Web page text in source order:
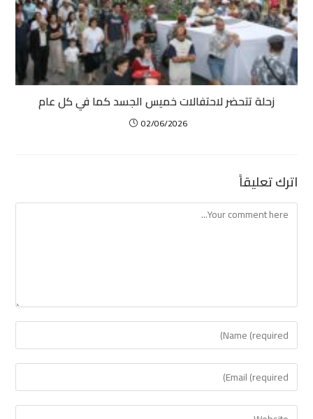
زحلة تتحضر لاحتفالات خميس الجسد كما في كل عام
02/06/2026
اترك تعليقاً